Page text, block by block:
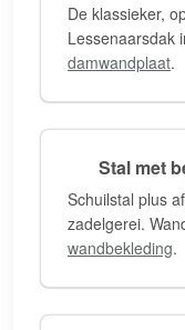
De klassieker,
Lessenaarsdak
damwandplaat.
Stal met
Schuilstal plus
zadelgerei.
wandbekleding.